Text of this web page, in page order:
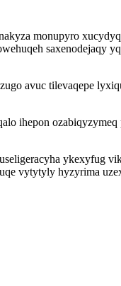
monupyro
saxenodejaqy
avuc tilevaqepe
ihepon
ykexyfug
vytytyly hyzyrima